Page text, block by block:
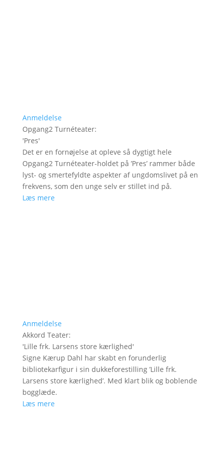
Anmeldelse
Opgang2 Turnéteater:
'Pres'
Det er en fornøjelse at opleve så dygtigt hele
Opgang2 Turnéteater-holdet på ’Pres’ rammer både
lyst- og smertefyldte aspekter af ungdomslivet på en
frekvens, som den unge selv er stillet ind på.
Læs mere
Anmeldelse
Akkord Teater:
'Lille frk. Larsens store kærlighed'
Signe Kærup Dahl har skabt en forunderlig
bibliotekarfigur i sin dukkeforestilling ’Lille frk.
Larsens store kærlighed’. Med klart blik og boblende
bogglæde.
Læs mere